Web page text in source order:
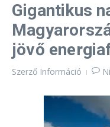
Gigantikus
jövő
Szerző Információ